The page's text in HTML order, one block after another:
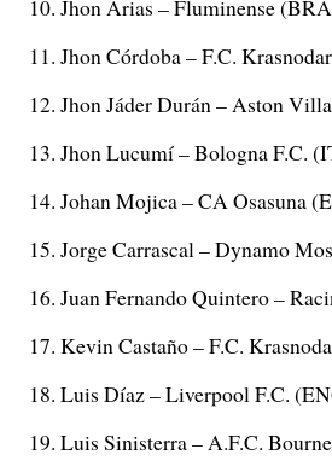
Jhon Arias – Fluminense
Jhon Córdoba – F.C.
Jhon Jáder Durán – Aston
Jhon Lucumí – Bologna F.C.
Johan Mojica – CA Osasuna
Jorge Carrascal – Dynamo
Juan Fernando Quintero –
Kevin Castaño – F.C.
Luis Díaz – Liverpool F.C.
Luis Sinisterra – A.F.C.